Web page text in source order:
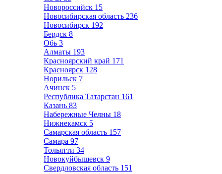
Новороссийск 15
Новосибирская область 236
Новосибирск 192
Бердск 8
Обь 3
Алматы 193
Красноярский край 171
Красноярск 128
Норильск 7
Ачинск 5
Республика Татарстан 161
Казань 83
Набережные Челны 18
Нижнекамск 5
Самарская область 157
Самара 97
Тольятти 34
Новокуйбышевск 9
Свердловская область 151